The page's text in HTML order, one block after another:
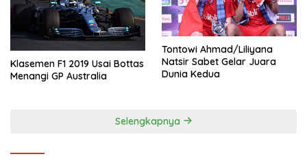
Klasemen F1 2019 Usai Bottas
Menangi GP Australia
Tontowi Ahmad/Liliyana
Natsir Sabet Gelar Juara
Dunia Kedua
Selengkapnya